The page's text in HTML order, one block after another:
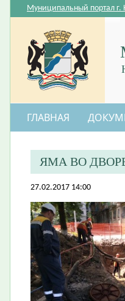
Муниципальный портал г.
ГЛАВНАЯ
ЯМА ВО
27.02.2017 14:00